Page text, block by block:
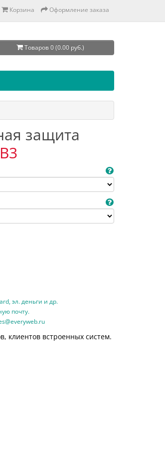
Корзина Оформление заказа
Товаров 0 (0.00 руб.)
защита
эл. деньги и др.
почту.
клиентов встроенных систем.